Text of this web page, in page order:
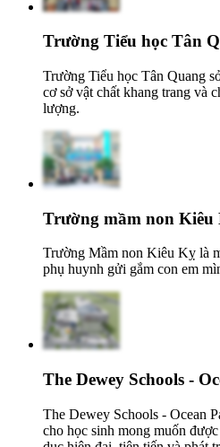
Trường Tiểu học Tân
Trường Tiểu học Tân Quang
cơ sở vật chất khang trang và
lượng.
Trường mầm non Kiêu
Trường Mầm non Kiêu Kỵ là
phụ huynh gửi gắm con em
The Dewey Schools -
The Dewey Schools - Ocean
cho học sinh mong muốn